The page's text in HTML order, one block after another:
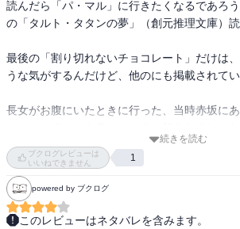
読んだら「パ・マル」に行きたくなるであろ
の「タルト・タタンの夢」（創元推理文庫）読
最後の「割り切れないチョコレート」だけは
うな気がするんだけど、他のにも掲載されてい
長女がお腹にいたときに行った、当時赤坂に
連れて行ってもいい年頃だ。
続きを読む
ブクログレビューは
いいねできません
1
powered by ブクログ
このレビューはネタバレを含みます。